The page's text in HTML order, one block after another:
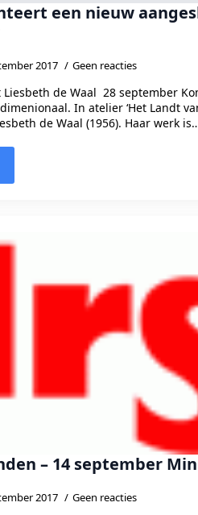
een nieuw
2017 Geen reacties
de Waal 28 september
In atelier ‘Het Landt
de Waal (1956). Haar werk
– 14 september
2017 Geen reacties